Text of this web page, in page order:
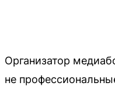
Организатор
не